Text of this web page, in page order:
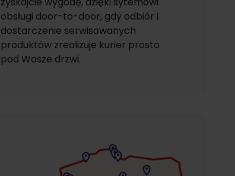
obsługi door-to-door, gdy odbiór i
dostarczenie serwisowanych
produktów zrealizuje kurier prosto
pod Wasze drzwi.